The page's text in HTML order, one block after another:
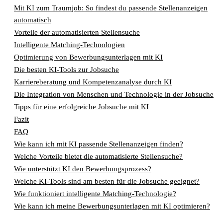
Mit KI zum Traumjob: So findest du passende Stellenanzeigen
automatisch
Vorteile der automatisierten Stellensuche
Intelligente Matching-Technologien
Optimierung von Bewerbungsunterlagen mit KI
Die besten KI-Tools zur Jobsuche
Karriereberatung und Kompetenzanalyse durch KI
Die Integration von Menschen und Technologie in der Jobsuche
Tipps für eine erfolgreiche Jobsuche mit KI
Fazit
FAQ
Wie kann ich mit KI passende Stellenanzeigen finden?
Welche Vorteile bietet die automatisierte Stellensuche?
Wie unterstützt KI den Bewerbungsprozess?
Welche KI-Tools sind am besten für die Jobsuche geeignet?
Wie funktioniert intelligente Matching-Technologie?
Wie kann ich meine Bewerbungsunterlagen mit KI optimieren?